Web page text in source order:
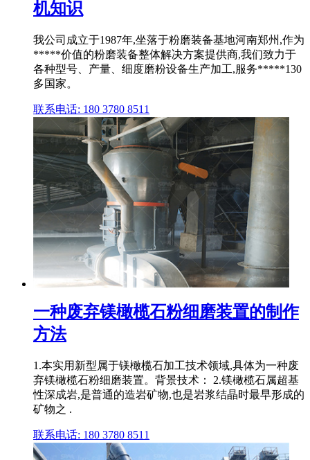
机知识
我公司成立于1987年,坐落于粉磨装备基地河南郑州,作为
*****价值的粉磨装备整体解决方案提供商,我们致力于
各种型号、产量、细度磨粉设备生产加工,服务*****130
多国家。
联系电话: 180 3780 8511
一种废弃镁橄榄石粉细磨装置的制作
方法
1.本实用新型属于镁橄榄石加工技术领域,具体为一种废
弃镁橄榄石粉细磨装置。背景技术： 2.镁橄榄石属超基
性深成岩,是普通的造岩矿物,也是岩浆结晶时最早形成的
矿物之 .
联系电话: 180 3780 8511